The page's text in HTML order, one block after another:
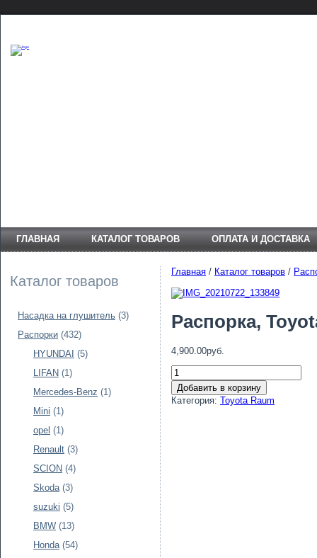
ГЛАВНАЯ КАТАЛОГ ТОВАРОВ ОПЛАТА И ДОСТАВКА
Каталог товаров
Насадка на глушитель (3)
Распорки (432)
HYUNDAI (5)
LIFAN (1)
Mercedes-Benz (1)
Mini (1)
opel (1)
Renault (3)
SCION (4)
Skoda (3)
suzuki (5)
BMW (13)
Honda (54)
Главная / Каталог товаров /
Распорка,
4,900.00руб.
Добавить в корзину
Категория: Toyota Raum